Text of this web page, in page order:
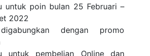
untuk poin bulan 25 Februari –
2022
dengan promo
untuk pembelian Online dan